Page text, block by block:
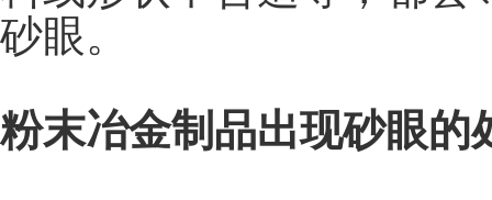
砂眼。
粉末冶金制品出现砂眼的